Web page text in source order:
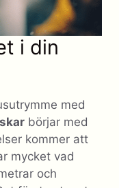
i din
med
börjar med
kommer att
mycket vad
och